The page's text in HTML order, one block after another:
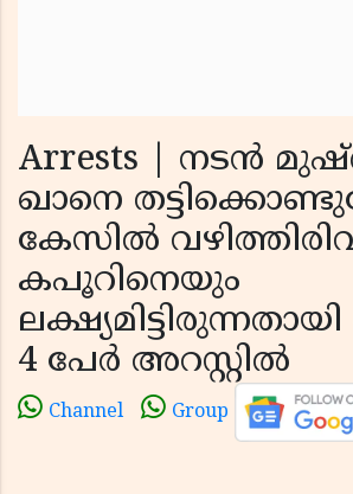
Arrests | നടൻ
ഖാനെ
കേസിൽ
കപൂറിനെയും
4 പേർ അറസ്റ്റിൽ
Channel Group